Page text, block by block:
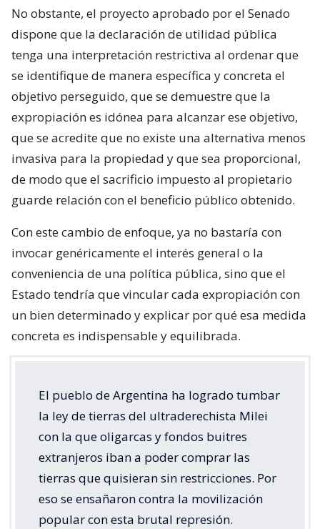
No obstante, el proyecto aprobado por el Senado
dispone que la declaración de utilidad pública
tenga una interpretación restrictiva al ordenar que
se identifique de manera específica y concreta el
objetivo perseguido, que se demuestre que la
expropiación es idónea para alcanzar ese objetivo,
que se acredite que no existe una alternativa menos
invasiva para la propiedad y que sea proporcional,
de modo que el sacrificio impuesto al propietario
guarde relación con el beneficio público obtenido.
Con este cambio de enfoque, ya no bastaría con
invocar genéricamente el interés general o la
conveniencia de una política pública, sino que el
Estado tendría que vincular cada expropiación con
un bien determinado y explicar por qué esa medida
concreta es indispensable y equilibrada.
El pueblo de Argentina ha logrado tumbar
la ley de tierras del ultraderechista Milei
con la que oligarcas y fondos buitres
extranjeros iban a poder comprar las
tierras que quisieran sin restricciones. Por
eso se ensañaron contra la movilización
popular con esta brutal represión.